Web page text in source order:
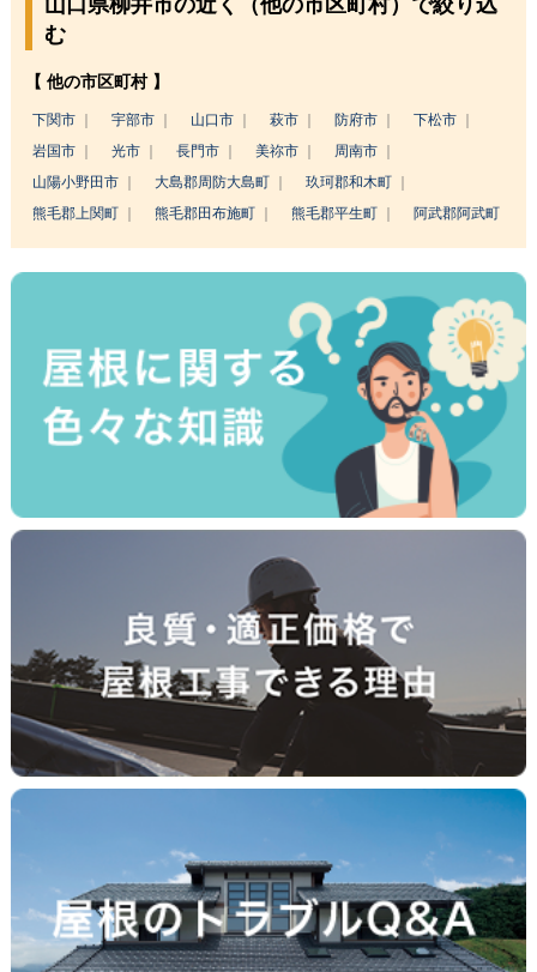
山口県柳井市の近く（他の市区町村）で絞り込
む
【 他の市区町村 】
下関市 宇部市 山口市 萩市 防府市
下松市
岩国市
光市 長門市 美祢市
周南市
山陽小野田市
大島郡周防大島町
玖珂郡和木町
熊毛郡上関町
熊毛郡田布施町 熊毛郡平生町 阿武郡阿武町